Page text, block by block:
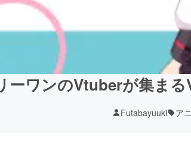
ーワンのVtuberが集まる
Futabayuuki ア